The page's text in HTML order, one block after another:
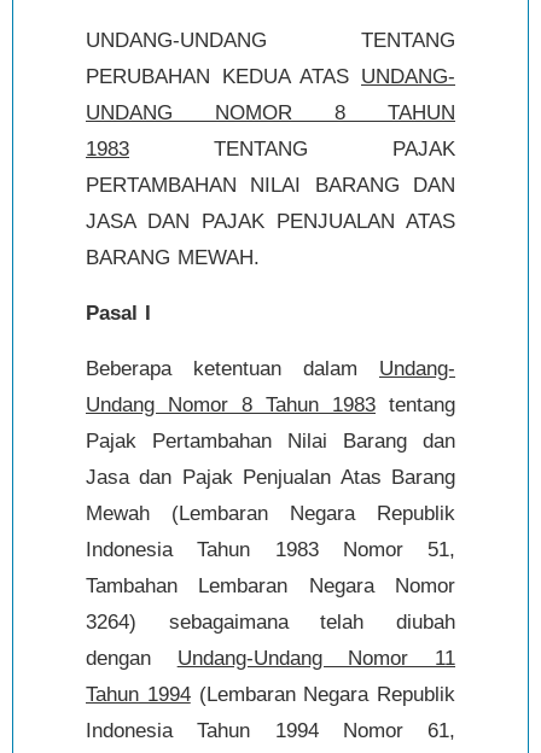
UNDANG-UNDANG TENTANG
PERUBAHAN KEDUA ATAS UNDANG-
UNDANG NOMOR 8 TAHUN
1983 TENTANG PAJAK
PERTAMBAHAN NILAI BARANG DAN
JASA DAN PAJAK PENJUALAN ATAS
BARANG MEWAH.
Pasal I
Beberapa ketentuan dalam Undang-
Undang Nomor 8 Tahun 1983 tentang
Pajak Pertambahan Nilai Barang dan
Jasa dan Pajak Penjualan Atas Barang
Mewah (Lembaran Negara Republik
Indonesia Tahun 1983 Nomor 51,
Tambahan Lembaran Negara Nomor
3264) sebagaimana telah diubah
dengan Undang-Undang Nomor 11
Tahun 1994(Lembaran Negara Republik
Indonesia Tahun 1994 Nomor 61,